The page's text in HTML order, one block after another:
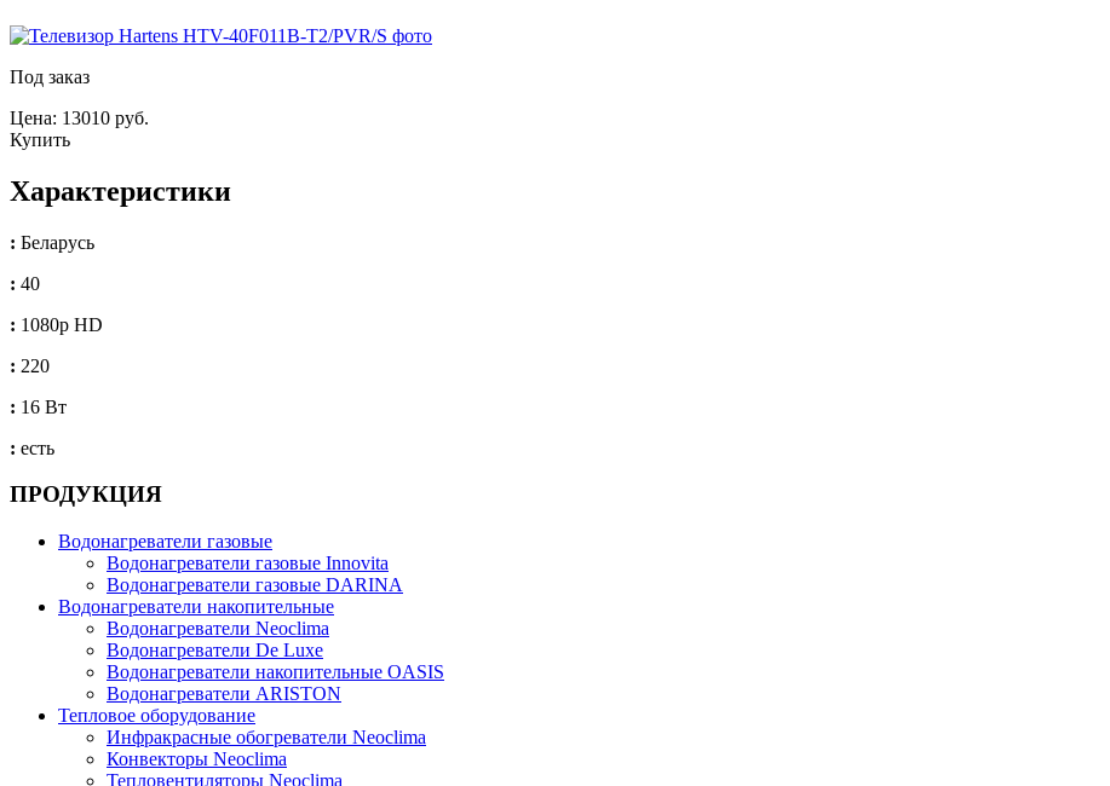
Под заказ
Цена: 13010 руб.
Купить
Характеристики
: Беларусь
: 40
: 1080p HD
: 220
: 16 Вт
: есть
ПРОДУКЦИЯ
Водонагреватели газовые
Водонагреватели газовые Innovita
Водонагреватели газовые DARINA
Водонагреватели накопительные
Водонагреватели Neoclima
Водонагреватели De Luxe
Водонагреватели накопительные OASIS
Водонагреватели ARISTON
Тепловое оборудование
Инфракрасные обогреватели Neoclima
Конвекторы Neoclima
Тепловентиляторы Neoclima